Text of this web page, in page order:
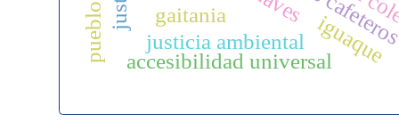
gaitania
justicia ambiental iguaque
accesibilidad universal